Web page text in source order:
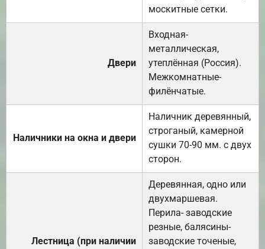
москитные сетки.
Двери
Входная-
металлическая,
утеплённая (Россия).
Межкомнатные-
филёнчатые.
Наличники на окна и двери
Наличник деревянный,
строганый, камерной
сушки 70-90 мм. с двух
сторон.
Лестница (при наличии
Деревянная, одно или
двухмаршевая.
Перила- заводские
резные, балясины-
заводские точеные,